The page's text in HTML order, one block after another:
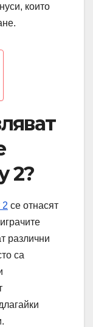
които
2?
2 се отнасят
различни
са